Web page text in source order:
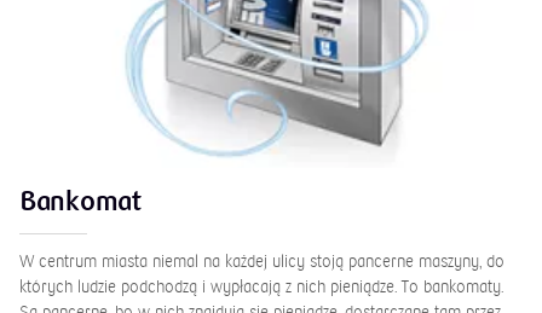
Bankomat
W centrum miasta niemal na każdej ulicy stoją pancerne maszyny, do
których ludzie podchodzą i wypłacają z nich pieniądze. To bankomaty.